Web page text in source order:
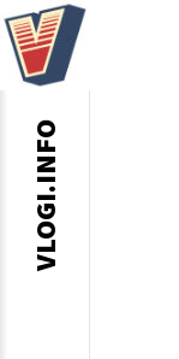
VLOGI.INFO